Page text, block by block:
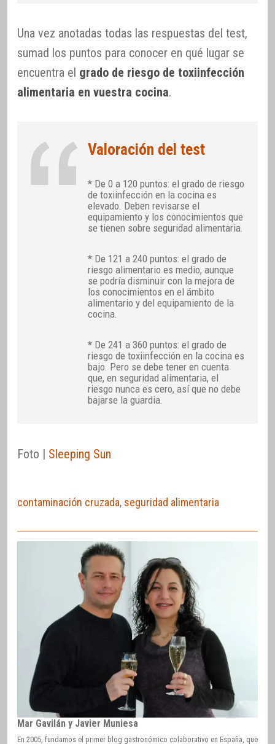
Una vez anotadas todas las respuestas del test,
sumad los puntos para conocer en qué lugar se
encuentra el grado de riesgo de toxiinfección
alimentaria en vuestra cocina.
Valoración del test
* De 0 a 120 puntos: el grado de riesgo
de toxiinfección en la cocina es
elevado. Deben revisarse el
equipamiento y los conocimientos que
se tienen sobre seguridad alimentaria.
* De 121 a 240 puntos: el grado de
riesgo alimentario es medio, aunque
se podría disminuir con la mejora de
los conocimientos en el ámbito
alimentario y del equipamiento de la
cocina.
* De 241 a 360 puntos: el grado de
riesgo de toxiinfección en la cocina es
bajo. Pero se debe tener en cuenta
que, en seguridad alimentaria, el
riesgo nunca es cero, así que no debe
bajarse la guardia.
Foto | Sleeping Sun
contaminación cruzada, seguridad alimentaria
Mar Gavilán y Javier Muniesa
En 2005, fundamos el primer blog gastronómico colaborativo en España, que